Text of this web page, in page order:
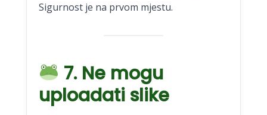
Sigurnost je na prvom mjestu.
7. Ne mogu
uploadati slike